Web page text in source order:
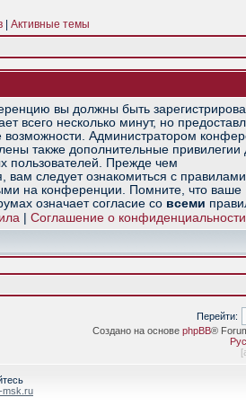
Активные темы
вы должны быть
всего несколько минут, но
Администратором
также дополнительные привилегии
пользователей. Прежде чем
вам следует ознакомиться с
на конференции. Помните, что ваше
означает согласие со всеми
| Соглашение о конфиденциальности
Перейти:
Создано на основе phpBB®
[
msk.ru